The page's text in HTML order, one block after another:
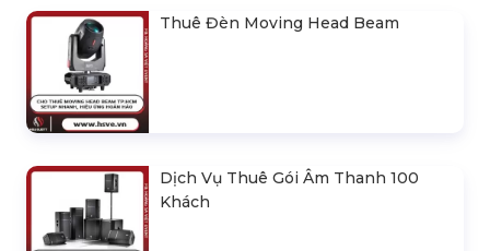
Thuê Đèn Moving Head Beam
Dịch Vụ Thuê Gói Âm Thanh 100
Khách